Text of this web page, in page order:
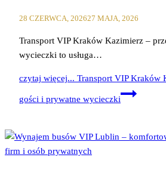
28 CZERWCA, 202627 MAJA, 2026
Transport VIP Kraków Kazimierz –
wycieczki to usługa…
czytaj więcej... Transport VIP Kraków
gości i prywatne wycieczki